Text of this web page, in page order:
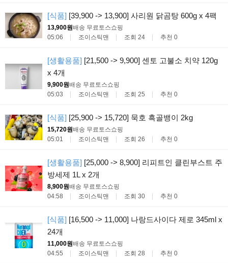
[식품] [39,900 -> 13,900] 사리원 닭곰탕 600g x 4팩
13,900원배송 무료토스쇼핑
05:06
조이스틱맨 조회 24 추천 0
[생활용품] [21,500 -> 9,900] 센토 고불소 치약 120g
x 4개
9,900원배송 무료토스쇼핑
05:03
조이스틱맨 조회 25 추천 0
[식품] [25,900 -> 15,720] 묵호 흑골뱅이 2kg
15,720원배송 무료토스쇼핑
05:01
조이스틱맨 조회 26 추천 0
[생활용품] [25,000 -> 8,900] 리피트인 클린부스트 주
방세제 1L x 2개
8,900원배송 무료토스쇼핑
04:58
조이스틱맨 조회 30 추천 0
[식품] [16,500 -> 11,000] 나랑드사이다 제로 345ml x
24개
11,000원배송 무료토스쇼핑
04:55
조이스틱맨 조회 28 추천 0